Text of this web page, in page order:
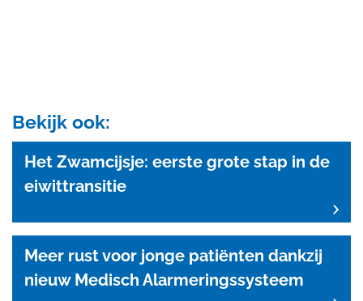
Bekijk ook:
Het Zwamcijsje: eerste grote stap in de
eiwittransitie
Meer rust voor jonge patiënten dankzij
nieuw Medisch Alarmeringssysteem